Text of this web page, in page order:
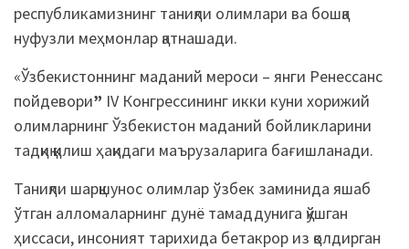
республикамизнинг таниқли олимлари ва бошқа
нуфузли меҳмонлар қатнашади.
«Ўзбекистоннинг маданий мероси – янги Ренессанс
пойдевори” IV Конгрессининг икки куни хорижий
олимларнинг Ўзбекистон маданий бойликларини
тадқиқ қилиш ҳақидаги маърузаларига бағишланади.
Таниқли шарқшунос олимлар ўзбек заминида яшаб
ўтган алломаларнинг дунё тамаддунига қўшган
ҳиссаси, инсоният тарихида бетакрор из қолдирган